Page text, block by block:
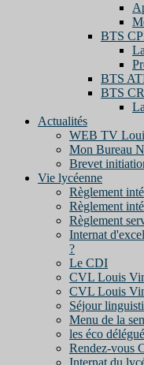
BTS
BTS
BTS
Actualités
WEB TV
Mon Bureau
Brevet
Vie lycéenne
Règlement
Règlement
Règlement
Internat
?
Le CDI
CVL Louis
CVL Louis
Séjour
Menu de la
les éco
Rendez-vous
Internat du